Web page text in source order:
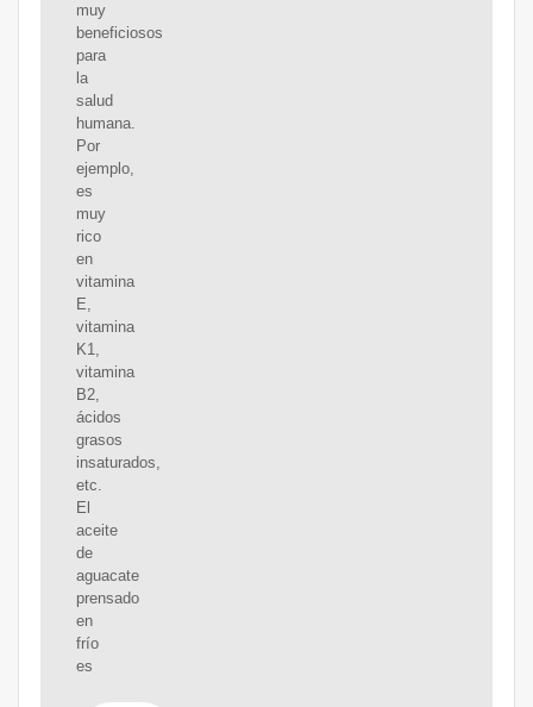
muy
beneficiosos
para
la
salud
humana.
Por
ejemplo,
es
muy
rico
en
vitamina
E,
vitamina
K1,
vitamina
B2,
ácidos
grasos
insaturados,
etc.
El
aceite
de
aguacate
prensado
en
frío
es